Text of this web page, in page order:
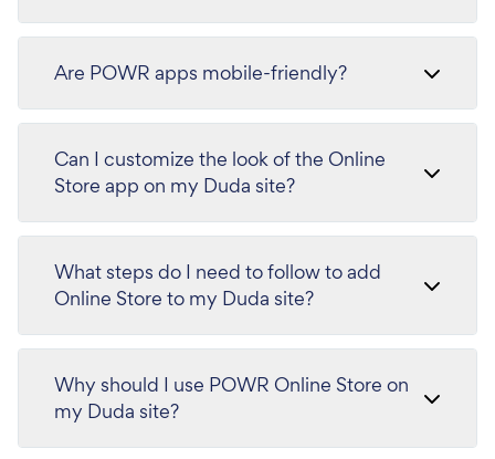
Are POWR apps mobile-friendly?
Can I customize the look of the Online
Store app on my Duda site?
What steps do I need to follow to add
Online Store to my Duda site?
Why should I use POWR Online Store on
my Duda site?